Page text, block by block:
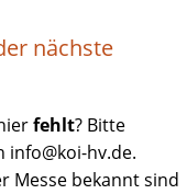
nächste
fehlt? Bitte
info@koi-hv.de.
Messe bekannt sind